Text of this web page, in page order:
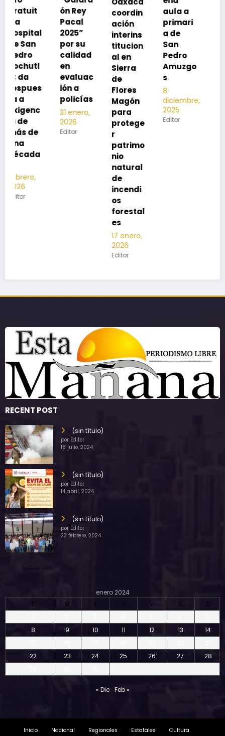
ón Rey
Pacal
2025”
por su
calidad
en
evaluac
ión a
policías
31 enero,
2026
Editor
coordin
ación
interins
titucion
al en
Sierra
de
Flores
Magón
para
protege
r
aula a
primari
a de
San
Pedro
Amuzgo
s
8
diciembre,
2025
Editor
oco
para
preveni
r la
neumon
ía
2025
Editor
RECENT POST
(sin título)
por Editor
18 julio, 2024
(sin título)
por Editor
14 abril, 2024
(sin título)
por Editor
23 febrero, 2024
enero 2024
L
M X J V S
D
8
9 10 11 12 13
14
22
23 24 25 26 27
28
« Dic Feb »
Inicio Nacional Regionales Estatales Cultura